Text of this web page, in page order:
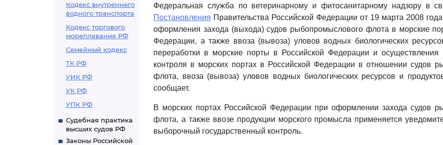
Кодекс внутреннего
водного транспорта
Кодекс торгового
мореплавания РФ
Семейный кодекс
ТК РФ
УИК РФ
УК РФ
УПК РФ
Судебная практика
высших судов РФ
Законы Российской
Федеральная служба по ветеринарному и фитосанитарному надзору в
Постановления Правительства Российской Федерации от 19 марта 2008
оформления захода (выхода) судов рыбопромыслового флота в морские
Федерации, а также ввоза (вывоза) уловов водных биологических
переработки в морские порты в Российской Федерации и осуществления
контроля в морских портах в Российской Федерации в отношении судов
флота, ввоза (вывоза) уловов водных биологических ресурсов и
сообщает.
В морских портах Российской Федерации при оформлении захода судов
флота, а также ввозе продукции морского промысла применяется
выборочный государственный контроль.